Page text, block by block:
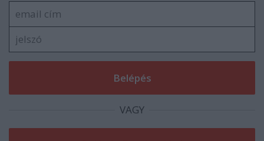
VAGY